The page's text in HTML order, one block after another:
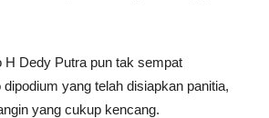
H Dedy Putra pun tak sempat
yang telah disiapkan panitia,
yang cukup kencang.